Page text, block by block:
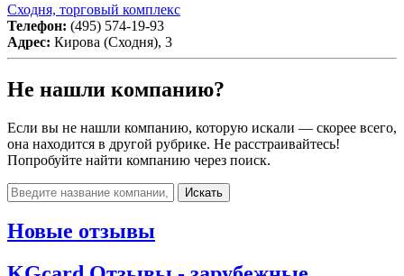
Сходня, торговый комплекс
Телефон: (495) 574-19-93
Адрес: Кирова (Сходня), 3
Не нашли компанию?
Если вы не нашли компанию, которую искали — скорее всего,
она находится в другой рубрике. Не расстраивайтесь!
Попробуйте найти компанию через поиск.
Искать
Новые отзывы